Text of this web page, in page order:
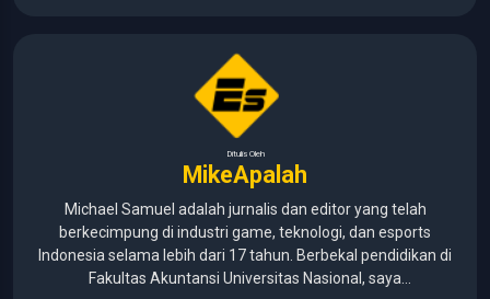
Ditulis Oleh
MikeApalah
Michael Samuel adalah jurnalis dan editor yang telah
berkecimpung di industri game, teknologi, dan esports
Indonesia selama lebih dari 17 tahun. Berbekal pendidikan di
Fakultas Akuntansi Universitas Nasional, saya